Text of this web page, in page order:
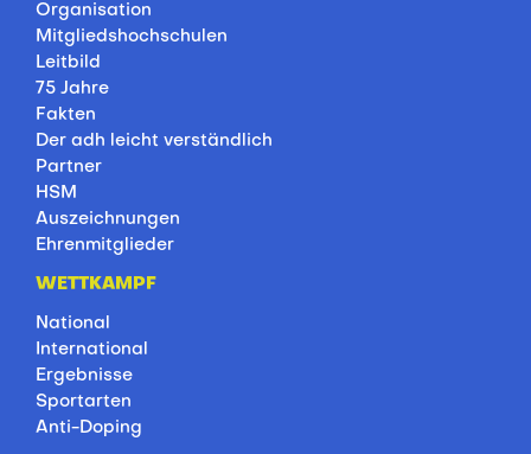
Organisation
Mitgliedshochschulen
Leitbild
75 Jahre
Fakten
Der adh leicht verständlich
Partner
HSM
Auszeichnungen
Ehrenmitglieder
WETTKAMPF
National
International
Ergebnisse
Sportarten
Anti-Doping